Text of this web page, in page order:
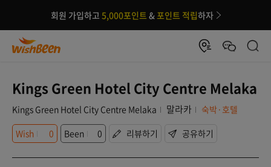
회원 가입하고 5,000포인트 &포인트 적립하자
Kings Green Hotel City Centre Melaka
Kings Green Hotel City Centre Melaka 말라카
숙박·호텔
Wish
0 Been 0 리뷰하기 공유하기